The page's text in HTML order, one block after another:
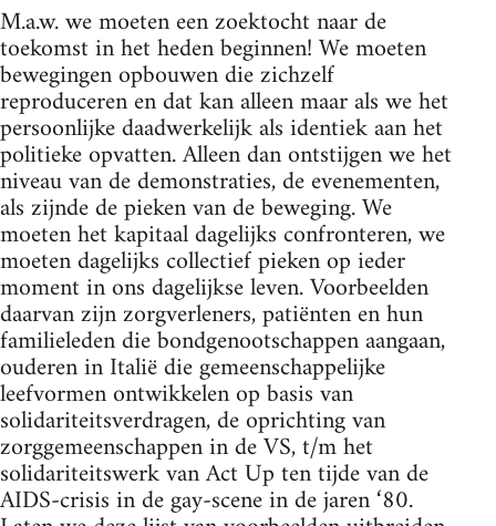
M.a.w. we moeten een zoektocht naar de
toekomst in het heden beginnen! We moeten
bewegingen opbouwen die zichzelf
reproduceren en dat kan alleen maar als we het
persoonlijke daadwerkelijk als identiek aan het
politieke opvatten. Alleen dan ontstijgen we het
niveau van de demonstraties, de evenementen,
als zijnde de pieken van de beweging. We
moeten het kapitaal dagelijks confronteren, we
moeten dagelijks collectief pieken op ieder
moment in ons dagelijkse leven. Voorbeelden
daarvan zijn zorgverleners, patiënten en hun
familieleden die bondgenootschappen aangaan,
ouderen in Italië die gemeenschappelijke
leefvormen ontwikkelen op basis van
solidariteitsverdragen, de oprichting van
zorggemeenschappen in de VS, t/m het
solidariteitswerk van Act Up ten tijde van de
AIDS-crisis in de gay-scene in de jaren ‘80.